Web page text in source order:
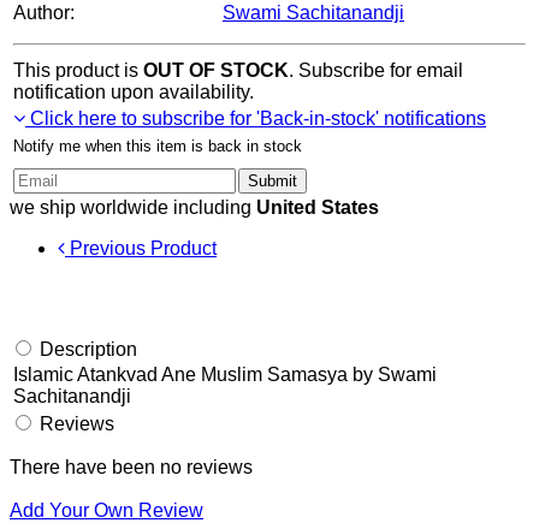
Author:
Swami Sachitanandji
This product is OUT OF STOCK. Subscribe for email
notification upon availability.
Click here to subscribe for 'Back-in-stock' notifications
Notify me when this item is back in stock
Submit
we ship worldwide including United States
Previous Product
Description
Islamic Atankvad Ane Muslim Samasya by Swami
Sachitanandji
Reviews
There have been no reviews
Add Your Own Review